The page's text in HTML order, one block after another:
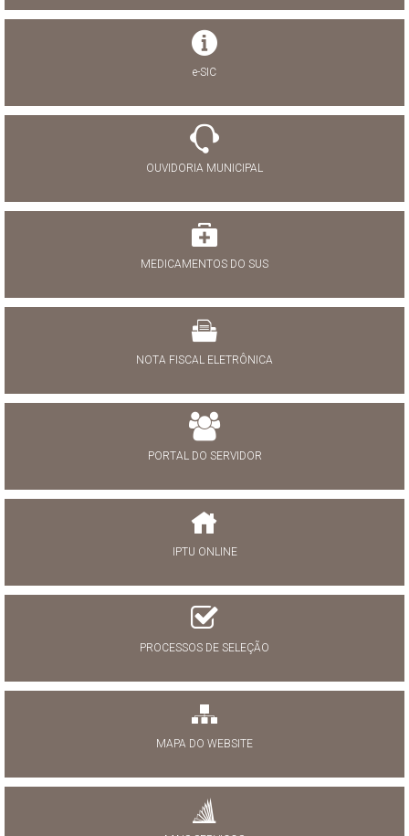
e-SIC
OUVIDORIA MUNICIPAL
MEDICAMENTOS DO SUS
NOTA FISCAL ELETRÔNICA
PORTAL DO SERVIDOR
IPTU ONLINE
PROCESSOS DE SELEÇÃO
MAPA DO WEBSITE